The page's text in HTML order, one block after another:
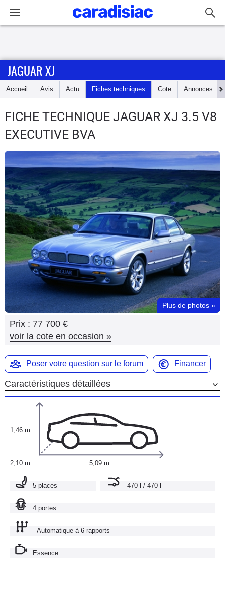
Accueil
Essais
Guide
d'achat
Electriques
Utilitaires
Flottes
Auto
Services
Forum
Moto
Marques
JAGUAR XJ
Accueil Avis Actu Fiches techniques Cote Annonces
FICHE TECHNIQUE JAGUAR XJ 3.5 V8
EXECUTIVE BVA
Plus de photos »
Prix : 77 700 €
voir la cote en occasion »
Poser votre question sur le forum Financer
Caractéristiques détaillées
1,46 m
2,10 m 5,09 m
5 places 470 l / 470 l
4 portes
Automatique à 6 rapports
Essence